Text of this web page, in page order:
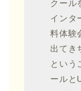
クール
インタ
料体験
出てき
という
ールと